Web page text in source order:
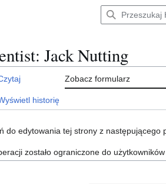
Jack Nutting
Zobacz formularz
historię
do edytowania tej strony z następującego
zostało ograniczone do